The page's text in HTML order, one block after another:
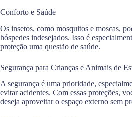
Conforto e Saúde
Os insetos, como mosquitos e moscas,
hóspedes indesejados. Isso é
proteção uma questão de saúde.
Segurança para Crianças e Animais de
A segurança é uma prioridade,
evitar acidentes. Com essas proteções,
deseja aproveitar o espaço externo sem